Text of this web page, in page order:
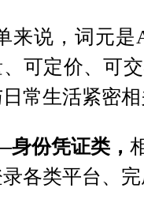
来说，词元
可定价、可
常生活紧密
份凭证类，
各类平台、